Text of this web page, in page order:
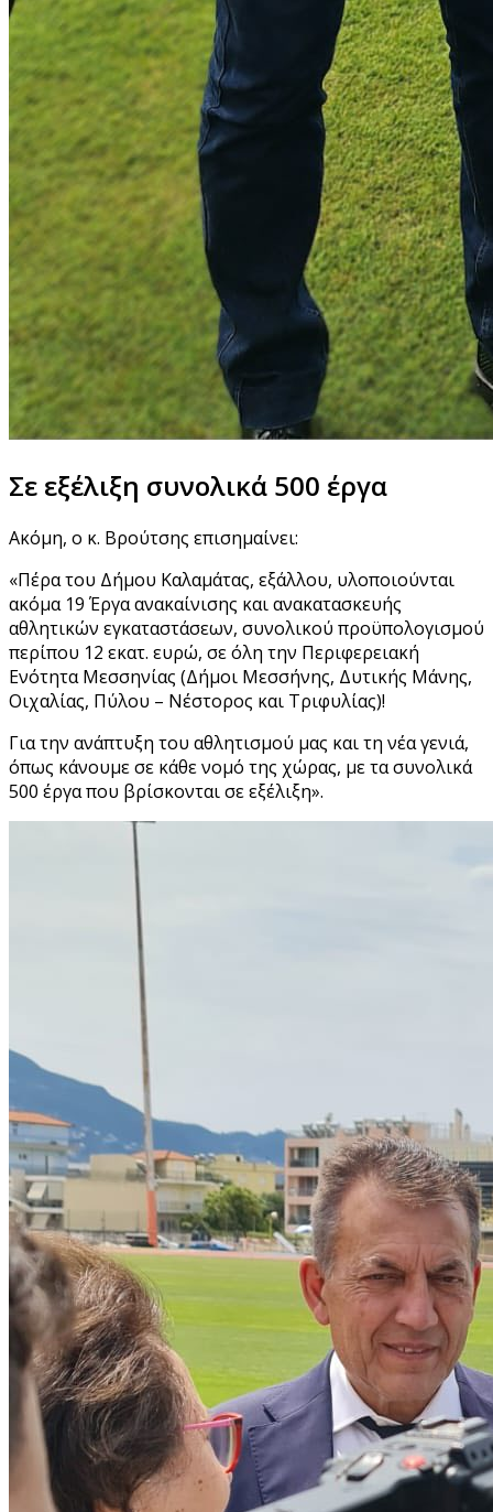
Σε εξέλιξη συνολικά 500 έργα
Ακόμη, ο κ. Βρούτσης επισημαίνει:
«Πέρα του Δήμου Καλαμάτας, εξάλλου, υλοποιούνται
ακόμα 19 Έργα ανακαίνισης και ανακατασκευής
αθλητικών εγκαταστάσεων, συνολικού προϋπολογισμού
περίπου 12 εκατ. ευρώ, σε όλη την Περιφερειακή
Ενότητα Μεσσηνίας (Δήμοι Μεσσήνης, Δυτικής Μάνης,
Οιχαλίας, Πύλου – Νέστορος και Τριφυλίας)!
Για την ανάπτυξη του αθλητισμού μας και τη νέα γενιά,
όπως κάνουμε σε κάθε νομό της χώρας, με τα συνολικά
500 έργα που βρίσκονται σε εξέλιξη».